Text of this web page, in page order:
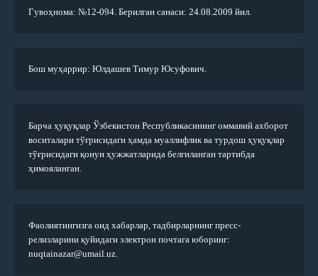
Гувоҳнома: №12-094. Берилган санаси: 24.08.2009 йил.
Бош муҳаррир: Юлдашев Тимур Юсуфович.
Барча ҳуқуқлар Ўзбекистон Республикасининг оммавий ахборот
воситалари тўғрисидаги ҳамда муаллифлик ва турдош ҳуқуқлар
тўғрисидаги қонун ҳужжатларида белгиланган тартибда
ҳимояланган.
Фаолиятингизга оид хабарлар, тадбирларнинг пресс-
релизларини қуйидаги электрон почтага юборинг:
nuqtainazar@umail.uz.